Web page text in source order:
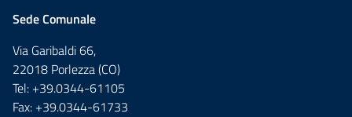
Sede Comunale
Via Garibaldi 66,
22018 Porlezza (CO)
Tel: +39.0344-61105
Fax: +39.0344-61733